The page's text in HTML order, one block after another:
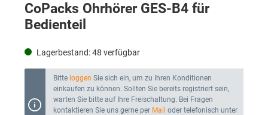
CoPacks Ohrhörer GES-B4 für
Bedienteil
Lagerbestand:48 verfügbar
Bitte loggen Sie sich ein, um zu Ihren Konditionen
einkaufen zu können. Sollten Sie bereits registriert sein,
warten Sie bitte auf Ihre Freischaltung. Bei Fragen
kontaktieren Sie uns gerne per Mail oder telefonisch unter